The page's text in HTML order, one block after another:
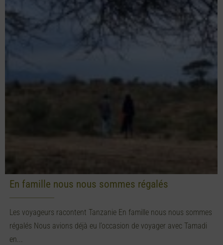
En famille nous nous sommes régalés
Les voyageurs racontent Tanzanie En famille nous nous sommes
régalés Nous avions déjà eu l’occasion de voyager avec Tamadi
en...